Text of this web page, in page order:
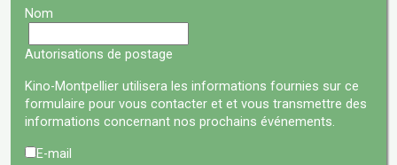
Nom
Autorisations de postage
Kino-Montpellier utilisera les informations fournies sur ce
formulaire pour vous contacter et et vous transmettre des
informations concernant nos prochains événements.
E-mail